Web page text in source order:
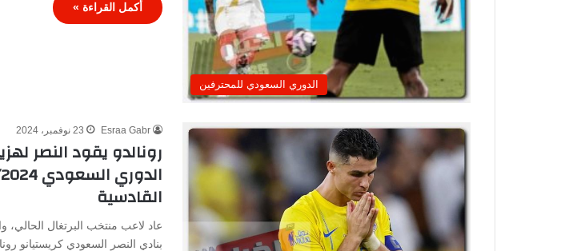
الدوري السعودي للمحترفين
أكمل القراءة »
Esraa Gabr 23 نوفمبر، 2024
رونالدو يقود النصر
القادسية
عاد لاعب منتخب البرتغال الحالي،
بنادي النصر السعودي كريستيانو